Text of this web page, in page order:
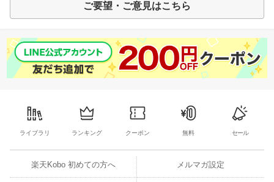
ご要望・ご意見はこちら
ライブラリ ランキング クーポン 無料 セール
楽天Kobo 初めての方へ メルマガ設定